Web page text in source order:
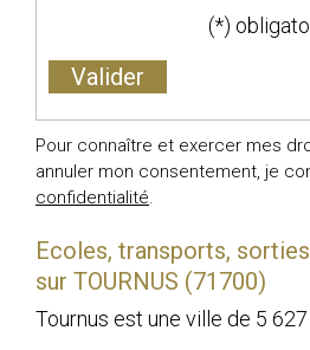
(*)
Pour connaître et exercer mes
annuler mon consentement, je
confidentialité.
Ecoles, transports,
sur TOURNUS (71700)
Tournus est une ville de 5